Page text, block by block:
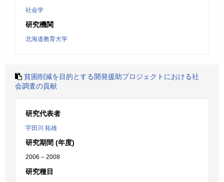
社会学
研究機関
北海道教育大学
貧困削減を目的とする開発援助プロジェクトにおける社
会調査の貢献
研究代表者
宇田川 拓雄
研究期間 (年度)
2006 – 2008
研究種目